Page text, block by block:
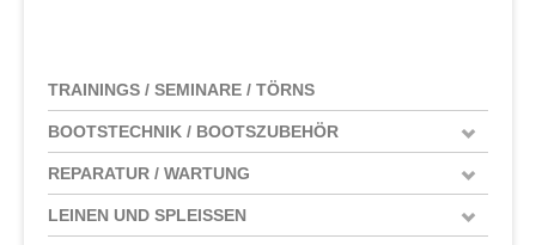
TRAININGS / SEMINARE / TÖRNS
BOOTSTECHNIK / BOOTSZUBEHÖR
REPARATUR / WARTUNG
LEINEN UND SPLEISSEN